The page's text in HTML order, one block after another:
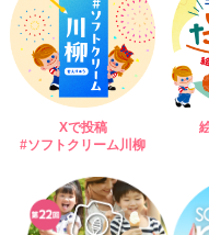
Xで投稿
#ソフトクリーム川柳